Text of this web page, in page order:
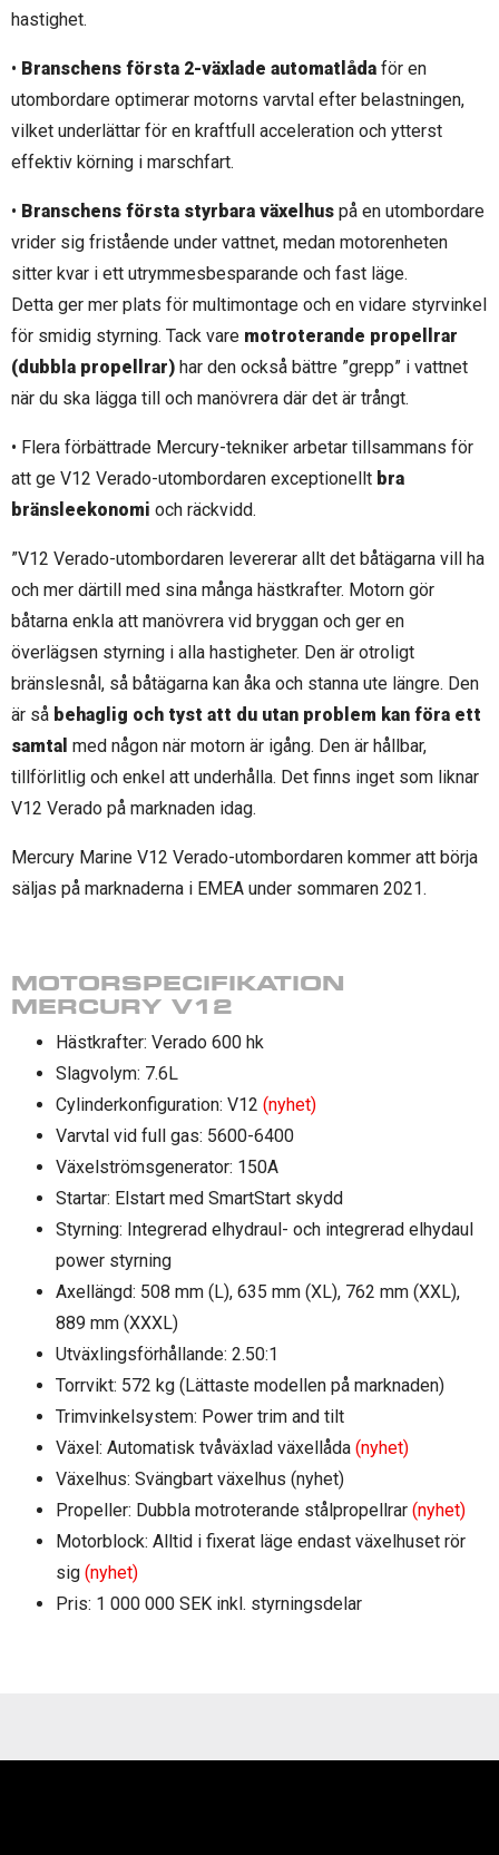
hastighet.
• Branschens första 2-växlade automatlåda för en
utombordare optimerar motorns varvtal efter belastningen,
vilket underlättar för en kraftfull acceleration och ytterst
effektiv körning i marschfart.
• Branschens första styrbara växelhus på en utombordare
vrider sig fristående under vattnet, medan motorenheten
sitter kvar i ett utrymmesbesparande och fast läge.
Detta ger mer plats för multimontage och en vidare styrvinkel
för smidig styrning. Tack vare motroterande propellrar
(dubbla propellrar) har den också bättre ”grepp” i vattnet
när du ska lägga till och manövrera där det är trångt.
• Flera förbättrade Mercury-tekniker arbetar tillsammans för
att ge V12 Verado-utombordaren exceptionellt bra
bränsleekonomi och räckvidd.
”V12 Verado-utombordaren levererar allt det båtägarna vill ha
och mer därtill med sina många hästkrafter. Motorn gör
båtarna enkla att manövrera vid bryggan och ger en
överlägsen styrning i alla hastigheter. Den är otroligt
bränslesnål, så båtägarna kan åka och stanna ute längre. Den
är så behaglig och tyst att du utan problem kan föra ett
samtal med någon när motorn är igång. Den är hållbar,
tillförlitlig och enkel att underhålla. Det finns inget som liknar
V12 Verado på marknaden idag.
Mercury Marine V12 Verado-utombordaren kommer att börja
säljas på marknaderna i EMEA under sommaren 2021.
MOTORSPECIFIKATION
MERCURY V12
Hästkrafter: Verado 600 hk
Slagvolym: 7.6L
Cylinderkonfiguration: V12 (nyhet)
Varvtal vid full gas: 5600-6400
Växelströmsgenerator: 150A
Startar: Elstart med SmartStart skydd
Styrning: Integrerad elhydraul- och integrerad elhydaul
power styrning
Axellängd: 508 mm (L), 635 mm (XL), 762 mm (XXL),
889 mm (XXXL)
Utväxlingsförhållande: 2.50:1
Torrvikt: 572 kg (Lättaste modellen på marknaden)
Trimvinkelsystem: Power trim and tilt
Växel: Automatisk tvåväxlad växellåda (nyhet)
Växelhus: Svängbart växelhus (nyhet)
Propeller: Dubbla motroterande stålpropellrar (nyhet)
Motorblock: Alltid i fixerat läge endast växelhuset rör
sig (nyhet)
Pris: 1 000 000 SEK inkl. styrningsdelar